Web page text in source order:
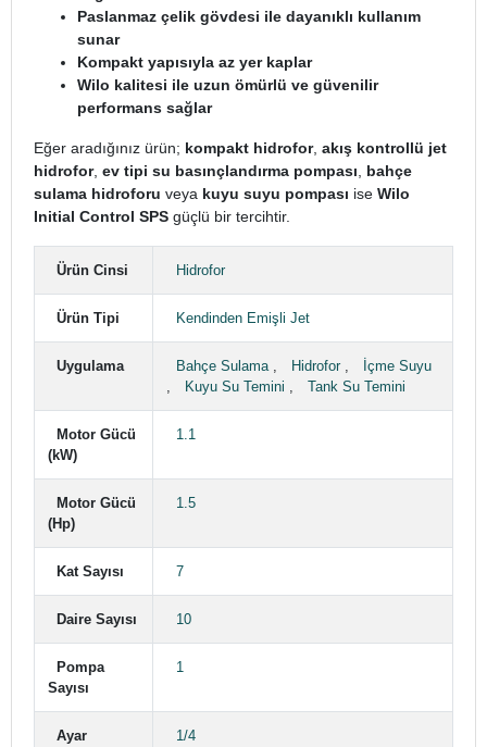
Paslanmaz çelik gövdesi ile dayanıklı kullanım
sunar
Kompakt yapısıyla az yer kaplar
Wilo kalitesi ile uzun ömürlü ve güvenilir
performans sağlar
Eğer aradığınız ürün; kompakt hidrofor, akış kontrollü jet
hidrofor, ev tipi su basınçlandırma pompası
bahçe
sulama hidroforu veya kuyu suyu pompası ise Wilo
Initial Control SPS güçlü bir tercihtir.
Ürün Cinsi Hidrofor
Ürün Tipi Kendinden Emişli Jet
Uygulama Bahçe Sulama, Hidrofor,
İçme Suyu
,
Kuyu Su Temini , Tank Su Temini
Motor Gücü
(kW)
1.1
Motor Gücü
(Hp)
1.5
Kat Sayısı 7
Daire Sayısı 10
Pompa
Sayısı
1
Ayar
1/4